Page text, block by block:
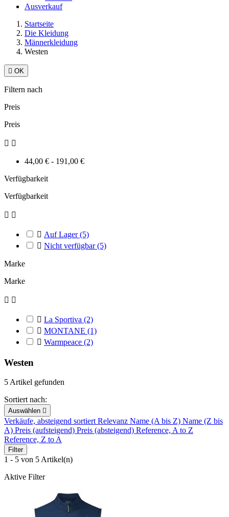
Ausverkauf
Startseite
Die Kleidung
Männerkleidung
Westen
 OK
Filtern nach
Preis
Preis
 
44,00 € - 191,00 €
Verfügbarkeit
Verfügbarkeit
 
 Auf Lager(5)
 Nicht verfügbar(5)
Marke
Marke
 
 La Sportiva (2)
 MONTANE (1)
 Warmpeace (2)
Westen
5 Artikel gefunden
Sortiert nach:
Auswählen 
Verkäufe, absteigend sortiertRelevanz Name (A bis Z) Name (Z bis
A) Preis (aufsteigend) Preis (absteigend) Reference, A to Z
Reference, Z to A
Filter
1 - 5 von 5 Artikel(n)
Aktive Filter